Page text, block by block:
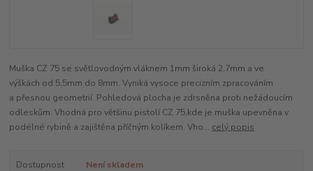
Muška CZ 75 se světlovodným vláknem 1mm široká 2,7mm a ve
výškách od 5,5mm do 8mm. Vyniká vysoce precizním zpracováním
a přesnou geometrií. Pohledová plocha je zdrsněna proti nežádoucím
odleskům. Vhodná pro většinu pistolí CZ 75,kde je muška upevněna v
podélné rybině a zajištěna příčným kolíkem. Vho... celý popis
Dostupnost
Není skladem